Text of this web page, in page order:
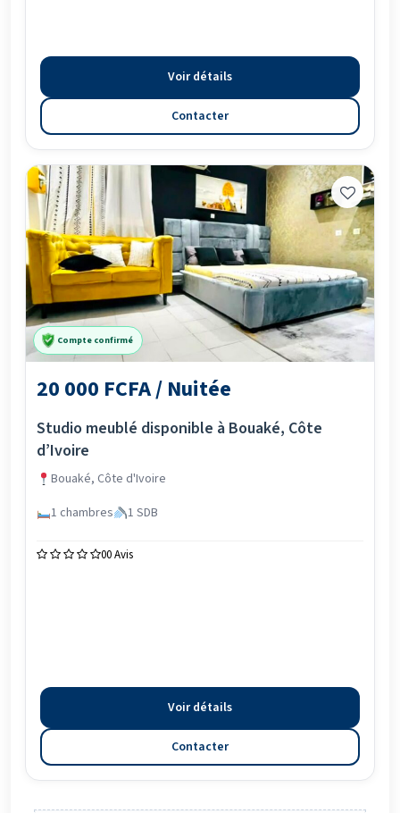
Voir détails
Contacter
Compte confirmé
20 000 FCFA / Nuitée
Studio meublé disponible à Bouaké, Côte
d’Ivoire
Bouaké, Côte d'Ivoire
1 chambres
1 SDB
00 Avis
Voir détails
Contacter